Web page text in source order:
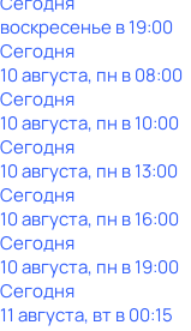
воскресенье в19:00
Сегодня
10 августа, пн в 08:00
Сегодня
10 августа, пн в 10:00
Сегодня
10 августа, пн в 13:00
Сегодня
10 августа, пн в 16:00
Сегодня
10 августа, пн в 19:00
Сегодня
11 августа, вт в 00:15